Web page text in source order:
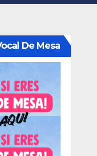
De Mesa